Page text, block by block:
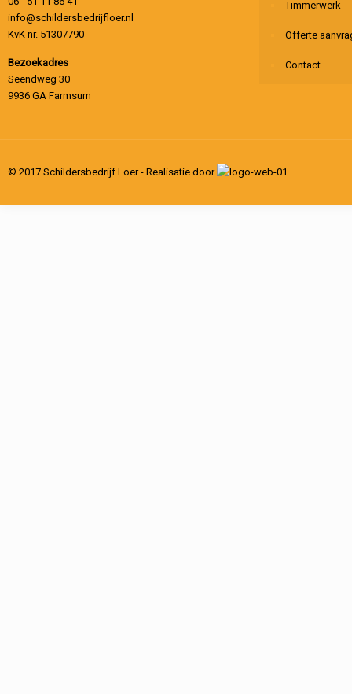
info@schildersbedrijfloer.nl
KvK nr. 51307790
Bezoekadres
Seendweg 30
9936 GA Farmsum
Timmerwerk
Offerte
Contact
© 2017 Schildersbedrijf Loer - Realisatie door